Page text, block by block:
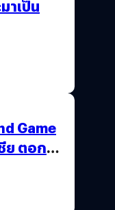
าเป็น
Game
ย ตอกย้ำ